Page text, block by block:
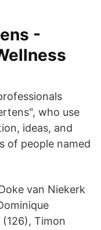
-
who use
ideas, and
of people named
van Niekerk
Timon